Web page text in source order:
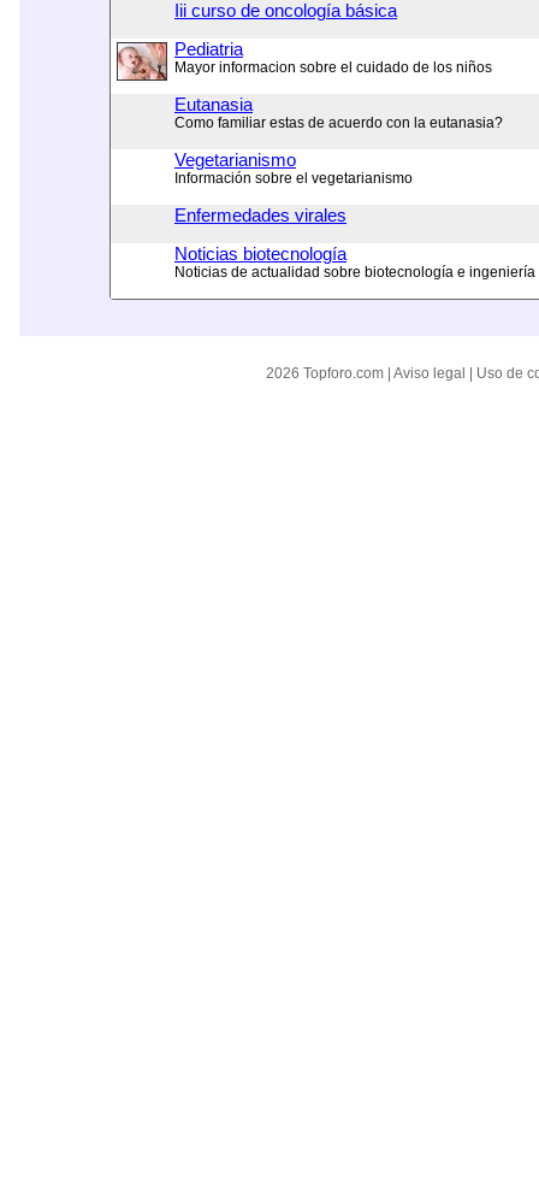
Iii curso de oncología básica
Pediatria
Mayor informacion sobre el cuidado de los niños
Eutanasia
Como familiar estas de acuerdo con la eutanasia?
Vegetarianismo
Información sobre el vegetarianismo
Enfermedades virales
Noticias biotecnología
Noticias de actualidad sobre biotecnología e
2026 Topforo.com | Aviso legal Uso de